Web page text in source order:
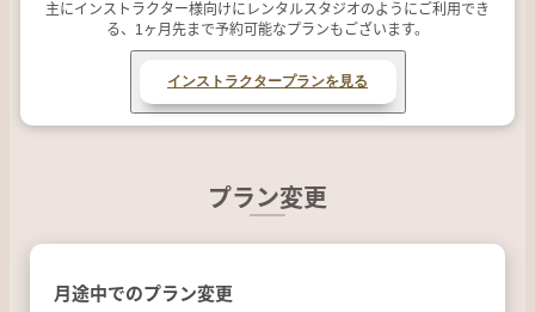
主にインストラクター様向けにレンタルスタジオのようにご利用でき
る、1ヶ月先まで予約可能なプランもございます。
インストラクタープランを見る
プラン変更
月途中でのプラン変更